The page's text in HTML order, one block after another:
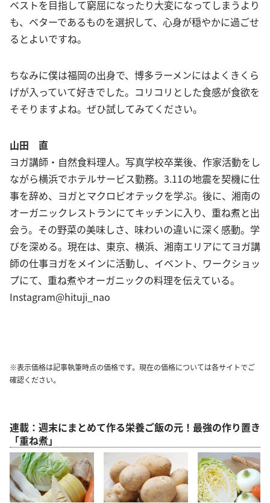
ベストを目指して窮屈になったり大変になってしまうより
も、ベターであるものを選択して、心身が穏やかに過ごせ
るとよいですね。
ちなみに僕は福岡の出身で、博多ラーメンにはよくきくら
げが入っていて好きでした。コリコリとした食感が食欲を
そそりますよね。ぜひ試してみてください。
山田 直
ヨガ講師・自然食料理人。写真学校卒業後、作家活動をし
ながら横浜でホテルサービス勤務。3.11の地震を契機に仕
事を辞め、ヨガとマクロビオテックを学ぶ。後に、湘南の
オーガニックレストランにてキッチンに入り、重ね煮と出
会う。その野菜の美味しさ、味わいの違いに深く感動。学
びを深める。現在は、東京、横浜、湘南エリアにてヨガ講
師の仕事ヨガをメインに活動し、イベント、ワークショッ
プにて、重ね煮やオーガニックの料理を伝えている。
Instagram@hituji_nao
※表示価格は記事執筆時点の価格です。現在の価格については各サイトでご
確認ください。
連載：週末にまとめて作る栄養ご飯の元！最強の作り置き
「重ね煮」